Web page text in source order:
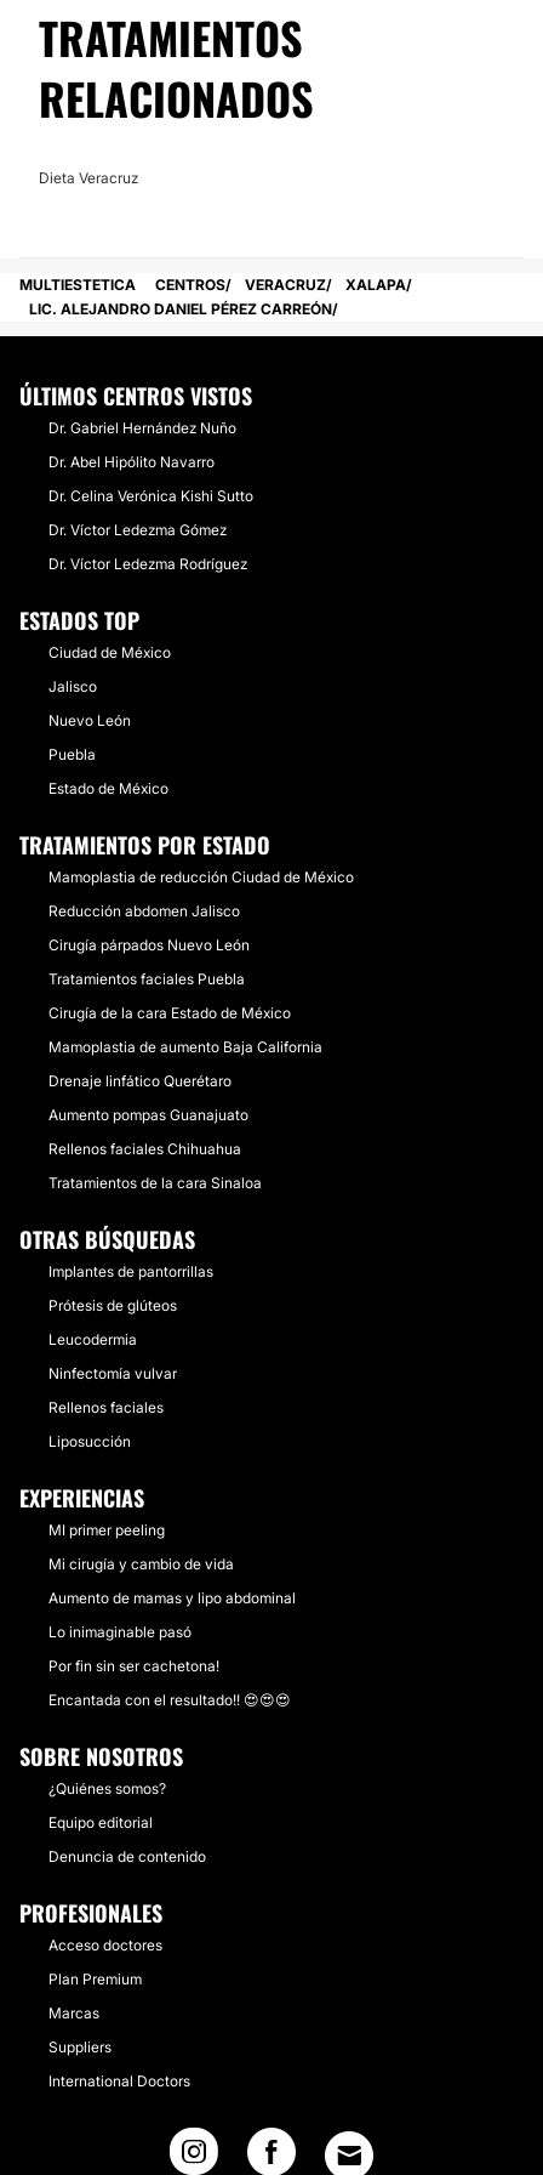
TRATAMIENTOS
RELACIONADOS
Dieta Veracruz
MULTIESTETICA CENTROS VERACRUZ
XALAPA
​LIC. ALEJANDRO DANIEL PÉREZ CARREÓN
ÚLTIMOS CENTROS VISTOS
Dr. Gabriel Hernández Nuño
Dr. Abel Hipólito Navarro
Dr. Celina Verónica Kishi Sutto
Dr. Víctor Ledezma Gómez
Dr. Víctor Ledezma Rodríguez
ESTADOS TOP
Ciudad de México
Jalisco
Nuevo León
Puebla
Estado de México
TRATAMIENTOS POR ESTADO
Mamoplastia de reducción Ciudad de México
Reducción abdomen Jalisco
Cirugía párpados Nuevo León
Tratamientos faciales Puebla
Cirugía de la cara Estado de México
Mamoplastia de aumento Baja California
Drenaje linfático Querétaro
Aumento pompas Guanajuato
Rellenos faciales Chihuahua
Tratamientos de la cara Sinaloa
OTRAS BÚSQUEDAS
Implantes de pantorrillas
Prótesis de glúteos
Leucodermia
Ninfectomía vulvar
Rellenos faciales
Liposucción
EXPERIENCIAS
MI primer peeling
Mi cirugía y cambio de vida
Aumento de mamas y lipo abdominal
Lo inimaginable pasó
Por fin sin ser cachetona!
Encantada con el resultado!! 😍😍😍
SOBRE NOSOTROS
¿Quiénes somos?
Equipo editorial
Denuncia de contenido
PROFESIONALES
Acceso doctores
Plan Premium
Marcas
Suppliers
International Doctors